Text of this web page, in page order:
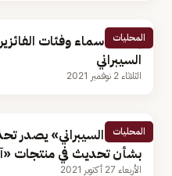
المحليات
إعلان أسماء وفئات
السيبراني
الثلاثاء 2 نوفمبر 2021
المحليات
«الأمن السيبراني» يصدر
بشأن تحديث في منتجات
الأربعاء 27 أكتوبر 2021